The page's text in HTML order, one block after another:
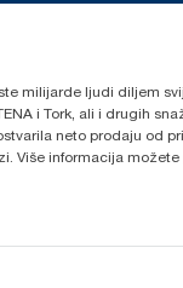
milijarde ljudi diljem
i Tork, ali i drugih
neto prodaju od
Više informacija